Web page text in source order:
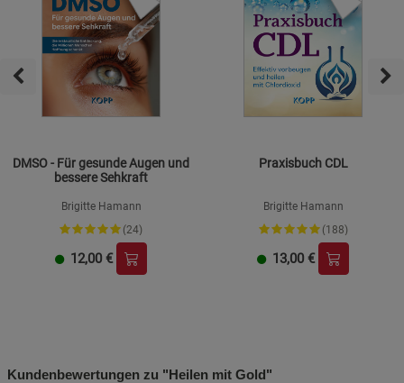
DMSO - Für gesunde Augen und
bessere Sehkraft
Brigitte Hamann
(24)
12,00 €
Praxisbuch CDL
Brigitte Hamann
(188)
13,00 €
Kundenbewertungen zu "Heilen mit Gold"